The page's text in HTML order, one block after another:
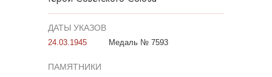
ДАТЫ УКАЗОВ
24.03.1945 Медаль № 7593
ПАМЯТНИКИ